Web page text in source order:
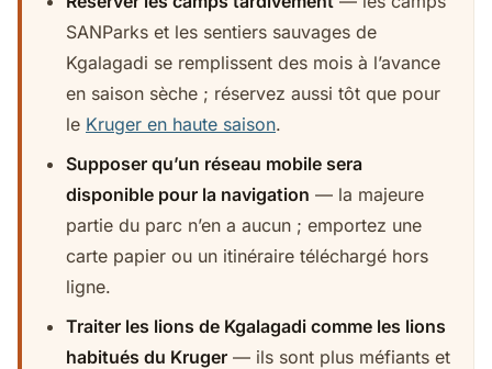
SANParks et les sentiers sauvages de
Kgalagadi se remplissent des mois à l’avance
en saison sèche ; réservez aussi tôt que pour
le Kruger en haute saison.
Supposer qu’un réseau mobile sera
disponible pour la navigation — la majeure
partie du parc n’en a aucun ; emportez une
carte papier ou un itinéraire téléchargé hors
ligne.
Traiter les lions de Kgalagadi comme les lions
habitués du Kruger — ils sont plus méfiants et